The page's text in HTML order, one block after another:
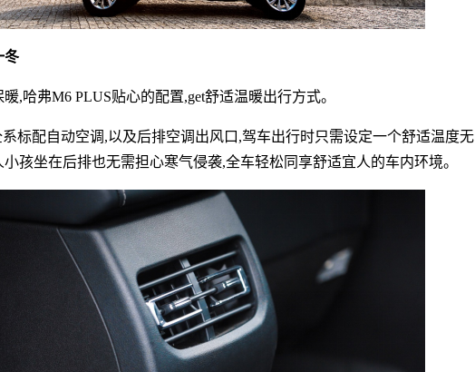
冬
,哈弗M6 PLUS贴心的配置,get舒适温暖出行方式。
系标配自动空调,以及后排空调出风口,驾车出行时只需设定一个舒适温度无
孩坐在后排也无需担心寒气侵袭,全车轻松同享舒适宜人的车内环境。